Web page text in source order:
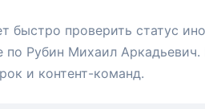
быстро проверить статус
по Рубин Михаил
и контент-команд.